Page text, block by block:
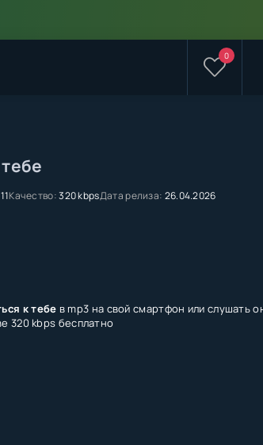
0
Качество:320 kbpsДата релиза: 26.04.2026
к тебе в mp3 на свой смартфон или слушать
320 kbps бесплатно